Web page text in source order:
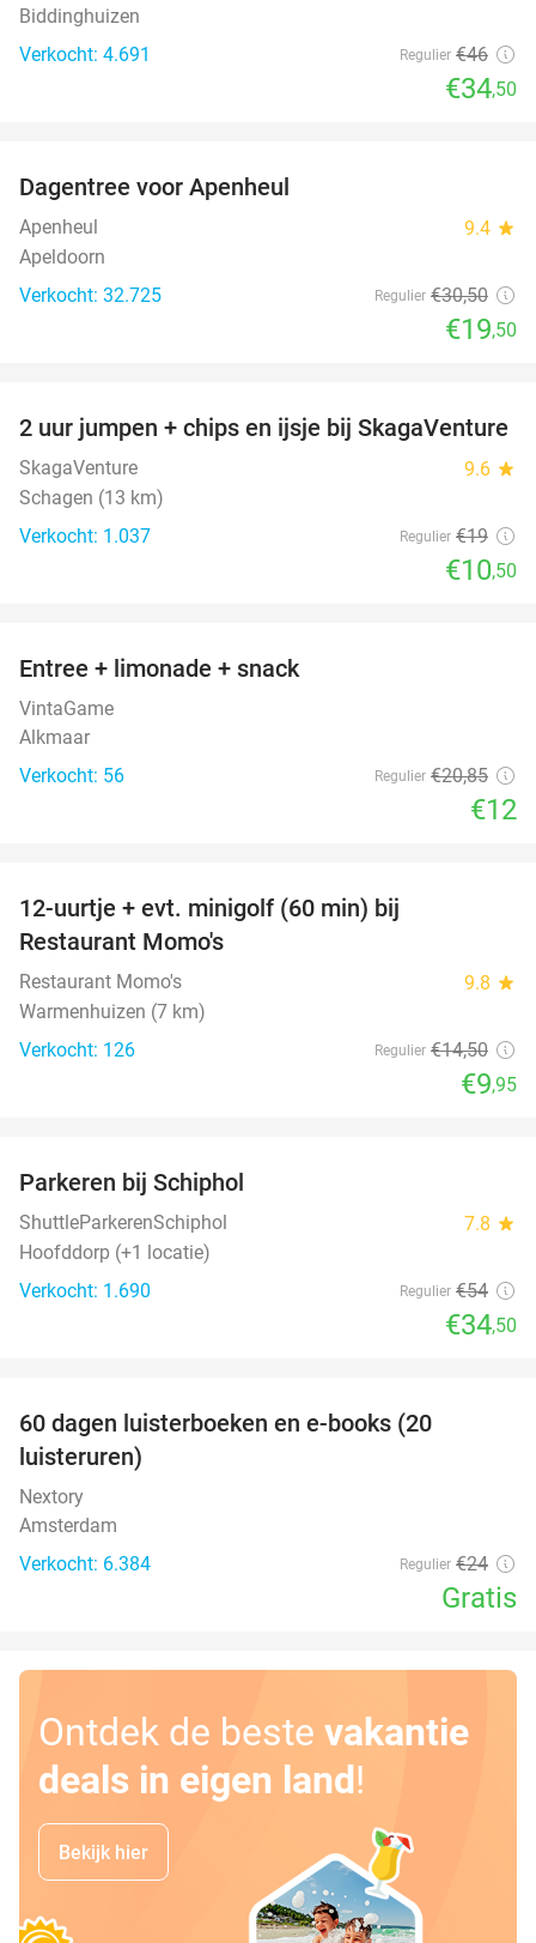
Biddinghuizen
Verkocht: 4.691
Regulier €46
€34,50
Dagentree voor Apenheul
Apenheul 9.4 star
Apeldoorn
Verkocht: 32.725
Regulier €30,50
€19,50
45%
2 uur jumpen + chips en ijsje bij SkagaVenture
SkagaVenture 9.6 star
Schagen (13 km)
Verkocht: 1.037
Regulier €19
€10,50
Entree + limonade + snack
VintaGame
Alkmaar
Verkocht: 56
Regulier €20,85
€12
12-uurtje + evt. minigolf (60 min) bij
Restaurant Momo's
Restaurant Momo's 9.8 star
Warmenhuizen (7 km)
Verkocht: 126
Regulier €14,50
€9,95
Parkeren bij Schiphol
ShuttleParkerenSchiphol 7.8 star
Hoofddorp (+1 locatie)
Verkocht: 1.690
Regulier €54
€34,50
60 dagen luisterboeken en e-books (20
luisteruren)
Nextory
Amsterdam
Verkocht: 6.384
Regulier €24
Gratis
Ontdek de beste vakantie
deals in eigen land!
Bekijk hier